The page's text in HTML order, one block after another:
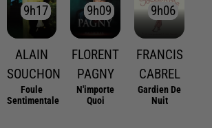
9h17
9h17
ALAIN
SOUCHON
Foule
Sentimentale
9h09
9h09
FLORENT
PAGNY
N'importe
Quoi
9h06
9h06
FRANCIS
CABREL
Gardien De
Nuit